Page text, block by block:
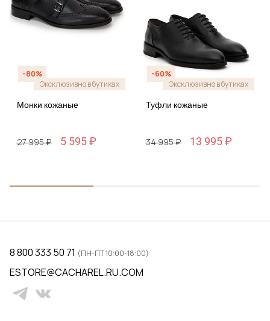
-80%
Эксклюзивно в бутиках
Монки кожаные
27 995 ₽ 5 595 ₽
-60%
Эксклюзивно в бутиках
Туфли кожаные
34 995 ₽ 13 995 ₽
8 800 333 50 71 (ПН-ПТ 10:00-18:00)
ESTORE@CACHAREL.RU.COM